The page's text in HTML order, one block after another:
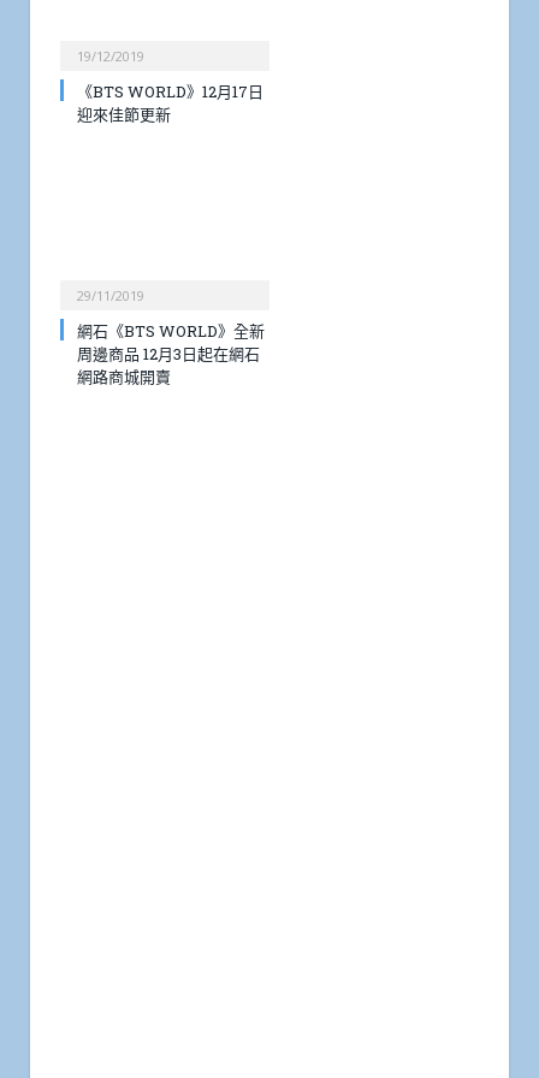
19/12/2019
《BTS WORLD》12月17日
迎來佳節更新
29/11/2019
網石《BTS WORLD》全新
周邊商品 12月3日起在網石
網路商城開賣